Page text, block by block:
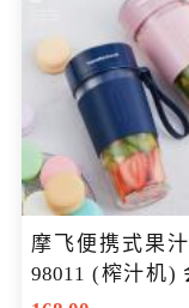
摩飞便携式果
98011 (榨汁机)